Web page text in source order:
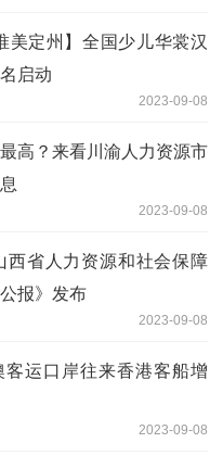
美定州】全国少儿华裳汉
启动
2023-09-08
高？来看川渝人力资源市
2023-09-08
西省人力资源和社会保障
报》发布
2023-09-08
客运口岸往来香港客船增
2023-09-08